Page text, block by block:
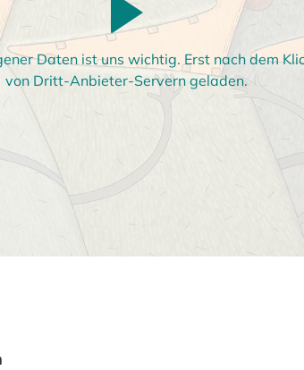
Daten ist uns wichtig. Erst nach dem
von Dritt-Anbieter-Servern geladen.